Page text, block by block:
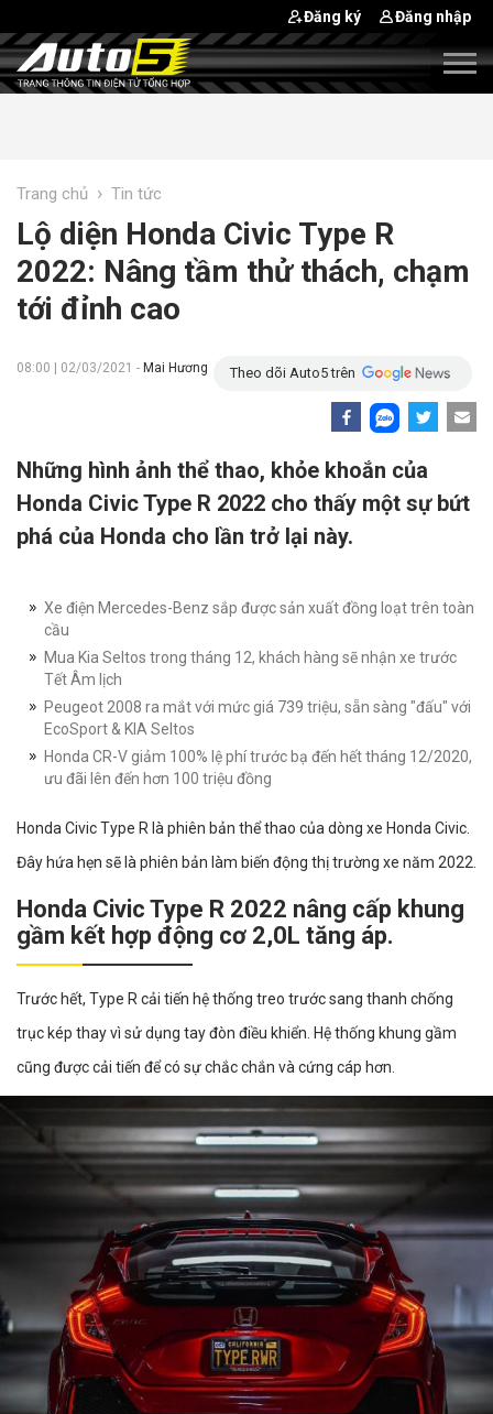
Đăng ký Đăng nhập
Trang chủ › Tin tức
Lộ diện Honda Civic Type R
2022: Nâng tầm thử thách, chạm
tới đỉnh cao
08:00 | 02/03/2021 - Mai Hương Theo dõi Auto5 trên
Những hình ảnh thể thao, khỏe khoắn của
Honda Civic Type R 2022 cho thấy một sự bứt
phá của Honda cho lần trở lại này.
Xe điện Mercedes-Benz sắp được sản xuất đồng loạt trên toàn
cầu
Mua Kia Seltos trong tháng 12, khách hàng sẽ nhận xe trước
Tết Âm lịch
Peugeot 2008 ra mắt với mức giá 739 triệu, sẵn sàng "đấu" với
EcoSport & KIA Seltos
Honda CR-V giảm 100% lệ phí trước bạ đến hết tháng 12/2020,
ưu đãi lên đến hơn 100 triệu đồng
Honda Civic Type R là phiên bản thể thao của dòng xe Honda Civic.
Đây hứa hẹn sẽ là phiên bản làm biến động thị trường xe năm 2022.
Honda Civic Type R 2022 nâng cấp khung
gầm kết hợp động cơ 2,0L tăng áp.
Trước hết, Type R cải tiến hệ thống treo trước sang thanh chống
trục kép thay vì sử dụng tay đòn điều khiển. Hệ thống khung gầm
cũng được cải tiến để có sự chắc chắn và cứng cáp hơn.